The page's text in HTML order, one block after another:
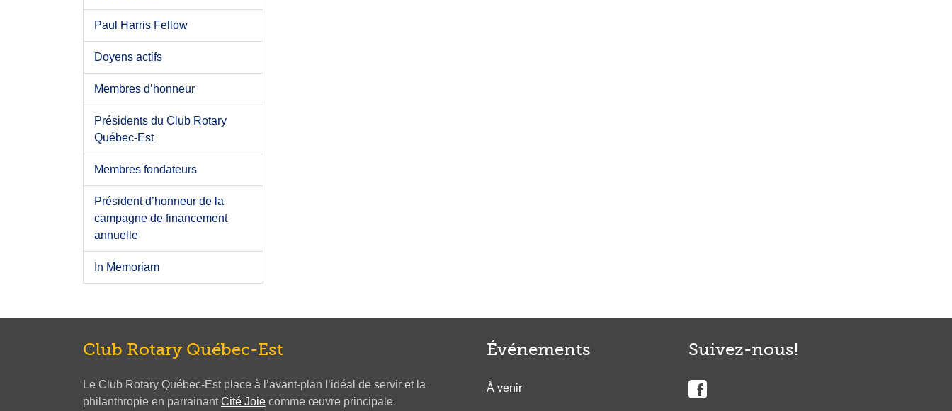
Paul Harris Fellow
Doyens actifs
Membres d’honneur
Présidents du Club Rotary
Québec-Est
Membres fondateurs
Président d’honneur de la
campagne de financement
annuelle
In Memoriam
Club Rotary Québec-Est
Le Club Rotary Québec-Est place à l’avant-plan l’idéal de servir et la
philanthropie en parrainantCité Joie comme œuvre principale.
Événements
À venir
Suivez-nous!